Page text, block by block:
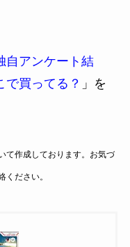
自アンケート結
買ってる？ 」を
て作成しております。お気づ
ください。